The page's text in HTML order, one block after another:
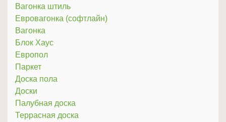
Вагонка штиль
Евровагонка (софтлайн)
Вагонка
Блок Хаус
Европол
Паркет
Доска пола
Доски
Палубная доска
Террасная доска